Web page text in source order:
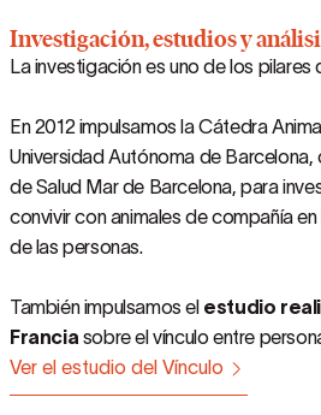
Investigación, estudios y
La investigación es uno de los pilares
En 2012 impulsamos la Cátedra
Universidad Autónoma de
de Salud Mar de Barcelona, para
convivir con animales de compañía
de las personas.
También impulsamos el estudio
Francia sobre el vínculo entre
Ver el estudio del Vínculo